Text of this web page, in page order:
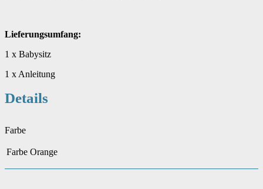
Lieferungsumfang:
1 x Babysitz
1 x Anleitung
Details
Farbe
Farbe Orange